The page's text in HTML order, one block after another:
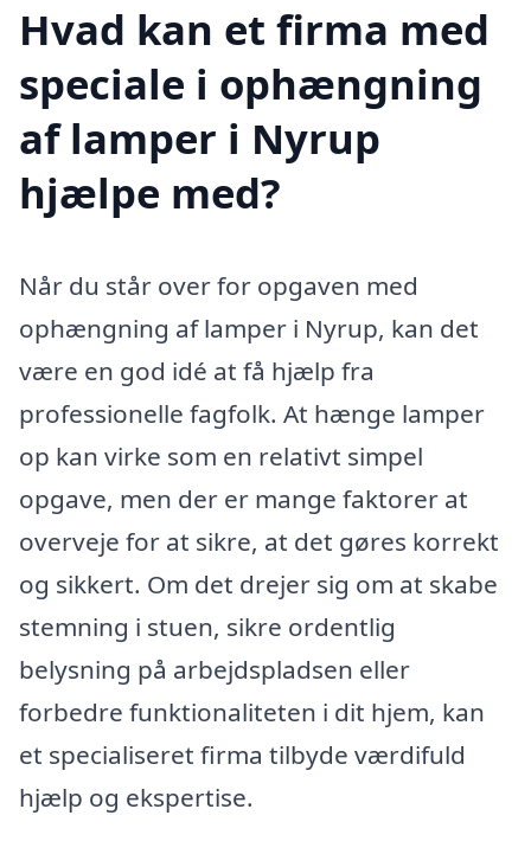
Hvad kan et firma med
speciale i ophængning
af lamper i Nyrup
hjælpe med?
Når du står over for opgaven med
ophængning af lamper i Nyrup, kan det
være en god idé at få hjælp fra
professionelle fagfolk. At hænge lamper
op kan virke som en relativt simpel
opgave, men der er mange faktorer at
overveje for at sikre, at det gøres korrekt
og sikkert. Om det drejer sig om at skabe
stemning i stuen, sikre ordentlig
belysning på arbejdspladsen eller
forbedre funktionaliteten i dit hjem, kan
et specialiseret firma tilbyde værdifuld
hjælp og ekspertise.